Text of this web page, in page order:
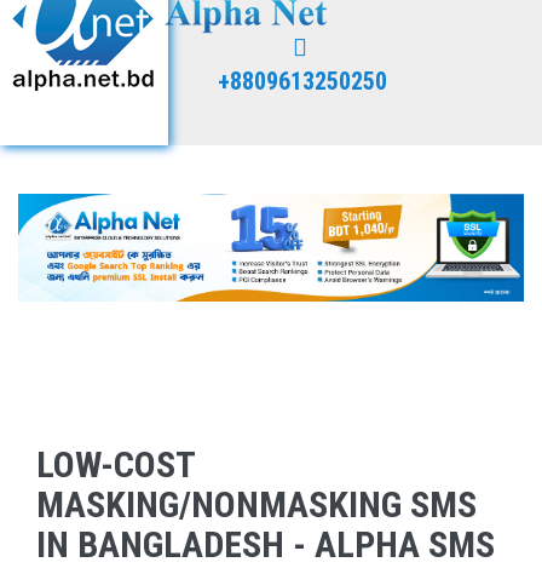
+8809613250250
LOW-COST
MASKING/NONMASKING SMS
IN BANGLADESH - ALPHA SMS